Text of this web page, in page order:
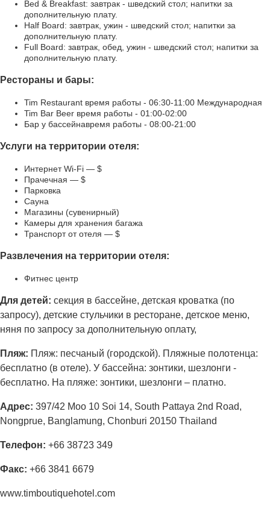
Bed & Breakfast: завтрак - шведский стол; напитки за
дополнительную плату.
Half Board: завтрак, ужин - шведский стол; напитки за
дополнительную плату.
Full Board: завтрак, обед, ужин - шведский стол; напитки за
дополнительную плату.
Рестораны и бары:
Tim Restaurant время работы - 06:30-11:00 Международная
Tim Bar Beer время работы - 01:00-02:00
Бар у бассейнавремя работы - 08:00-21:00
Услуги на территории отеля:
Интернет Wi-Fi — $
Прачечная — $
Парковка
Сауна
Магазины (сувенирный)
Камеры для хранения багажа
Транспорт от отеля — $
Развлечения на территории отеля:
Фитнес центр
Для детей: секция в бассейне, детская кроватка (по
запросу), детские стульчики в ресторане, детское меню,
няня по запросу за дополнительную оплату,
Пляж: Пляж: песчаный (городской). Пляжные полотенца:
бесплатно (в отеле). У бассейна: зонтики, шезлонги -
бесплатно. На пляже: зонтики, шезлонги – платно.
Адрес: 397/42 Moo 10 Soi 14, South Pattaya 2nd Road,
Nongprue, Banglamung, Chonburi 20150 Thailand
Телефон: +66 38723 349
Факс: +66 3841 6679
www.timboutiquehotel.com